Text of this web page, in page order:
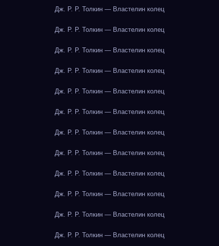
Дж. Р. Р. Толкин — Властелин колец
Дж. Р. Р. Толкин — Властелин колец
Дж. Р. Р. Толкин — Властелин колец
Дж. Р. Р. Толкин — Властелин колец
Дж. Р. Р. Толкин — Властелин колец
Дж. Р. Р. Толкин — Властелин колец
Дж. Р. Р. Толкин — Властелин колец
Дж. Р. Р. Толкин — Властелин колец
Дж. Р. Р. Толкин — Властелин колец
Дж. Р. Р. Толкин — Властелин колец
Дж. Р. Р. Толкин — Властелин колец
Дж. Р. Р. Толкин — Властелин колец